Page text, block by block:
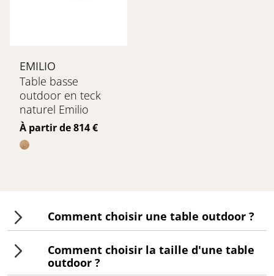
EMILIO
Table basse
outdoor en teck
naturel Emilio
Prix
À partir de 814 €
Comment choisir une table outdoor ?
fonction de l'espace disponible et du
Comment choisir la taille d'une table
outdoor ?